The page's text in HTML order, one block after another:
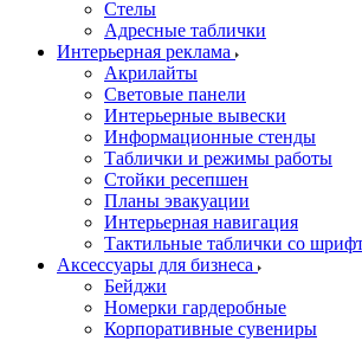
Стелы
Адресные таблички
Интерьерная реклама
Акрилайты
Световые панели
Интерьерные вывески
Информационные стенды
Таблички и режимы работы
Стойки ресепшен
Планы эвакуации
Интерьерная навигация
Тактильные таблички со
Аксессуары для бизнеса
Бейджи
Номерки гардеробные
Корпоративные сувениры